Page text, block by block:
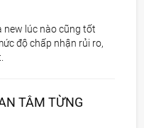
new lúc nào cũng tốt
độ chấp nhận rủi ro,
TÂM TỪNG